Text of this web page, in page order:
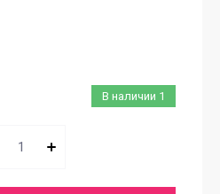
В наличии 1